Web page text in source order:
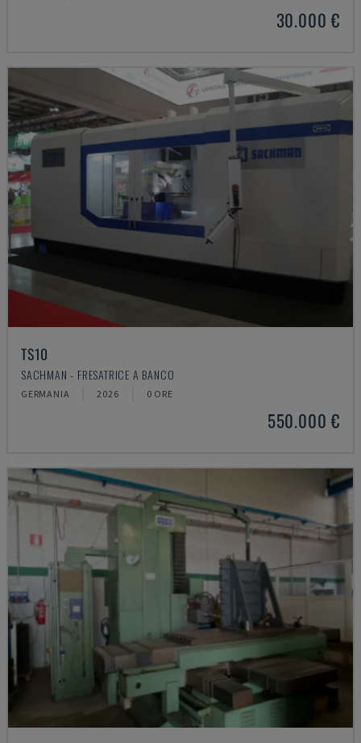
30.000 €
TS10
SACHMAN - FRESATRICE A BANCO
GERMANIA 2026 0 ORE
550.000 €